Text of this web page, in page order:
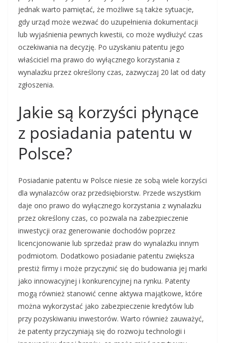
jednak warto pamiętać, że możliwe są także sytuacje,
gdy urząd może wezwać do uzupełnienia dokumentacji
lub wyjaśnienia pewnych kwestii, co może wydłużyć czas
oczekiwania na decyzję. Po uzyskaniu patentu jego
właściciel ma prawo do wyłącznego korzystania z
wynalazku przez określony czas, zazwyczaj 20 lat od daty
zgłoszenia.
Jakie są korzyści płynące
z posiadania patentu w
Polsce?
Posiadanie patentu w Polsce niesie ze sobą wiele korzyści
dla wynalazców oraz przedsiębiorstw. Przede wszystkim
daje ono prawo do wyłącznego korzystania z wynalazku
przez określony czas, co pozwala na zabezpieczenie
inwestycji oraz generowanie dochodów poprzez
licencjonowanie lub sprzedaż praw do wynalazku innym
podmiotom. Dodatkowo posiadanie patentu zwiększa
prestiż firmy i może przyczynić się do budowania jej marki
jako innowacyjnej i konkurencyjnej na rynku. Patenty
mogą również stanowić cenne aktywa majątkowe, które
można wykorzystać jako zabezpieczenie kredytów lub
przy pozyskiwaniu inwestorów. Warto również zauważyć,
że patenty przyczyniają się do rozwoju technologii i